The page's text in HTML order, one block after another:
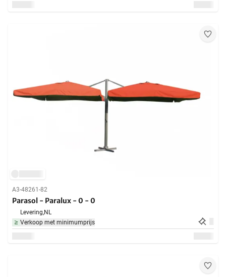
A3-48261-82
Parasol - Paralux - 0 - 0
Levering,NL
Verkoop met minimumprijs